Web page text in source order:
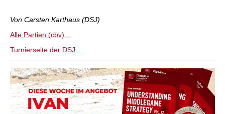
Von Carsten Karthaus (DSJ)
Alle Partien (cbv)...
Turnierseite der DSJ...